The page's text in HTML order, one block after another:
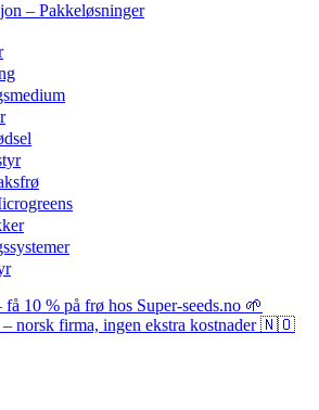
– Pakkeløsninger
10 % på frø hos Super-seeds.no 🌱
norsk firma, ingen ekstra kostnader 🇳🇴